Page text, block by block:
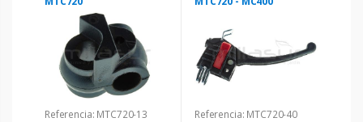
Referencia: MTC720-13 Referencia: MTC720-40